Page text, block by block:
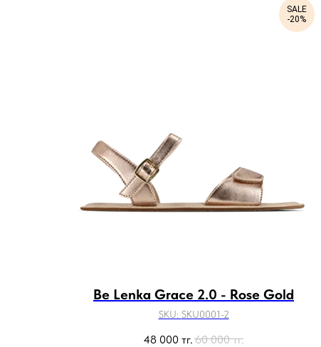
SALE
-20%
Be Lenka Grace 2.0 - Rose Gold
SKU: SKU0001-2
48 000 тг.60 000 тг.